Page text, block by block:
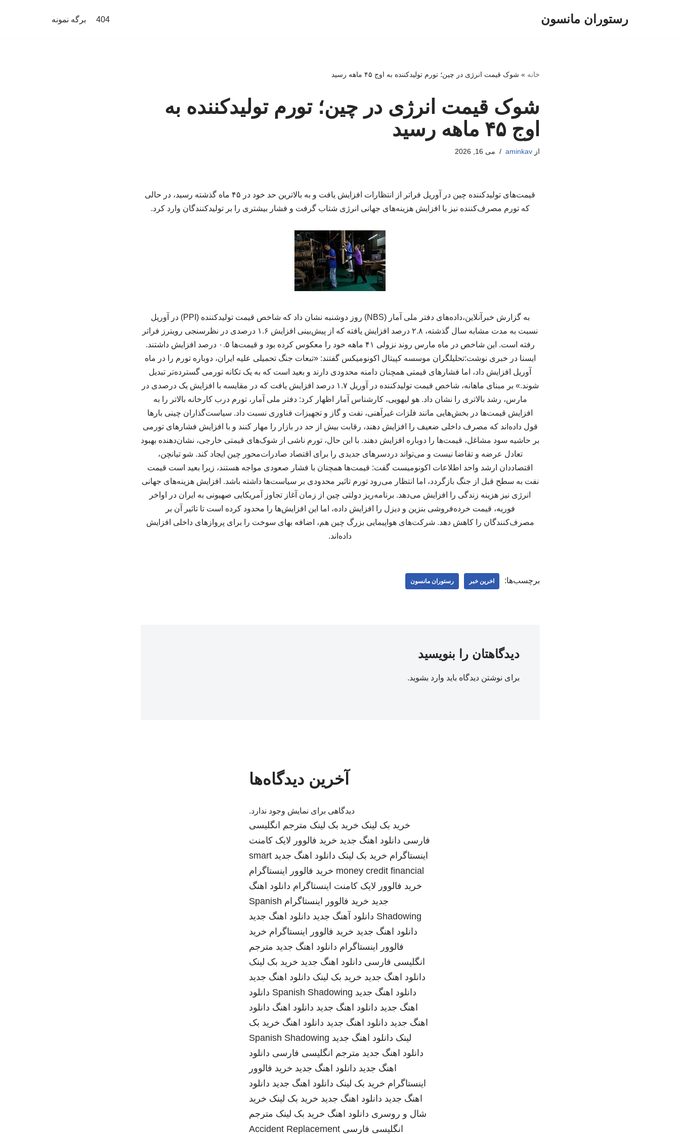
رستوران مانسون 404 برگه نمونه
خانه » شوک قیمت انرژی در چین؛ تورم تولیدکننده به اوج ۴۵ ماهه رسید
شوک قیمت انرژی در چین؛ تورم تولیدکننده به
اوج ۴۵ ماهه رسید
ازaminkav می 16, 2026
قیمت‌های تولیدکننده چین در آوریل فراتر از انتظارات افزایش یافت و به بالاترین حد خود در ۴۵ ماه گذشته رسید، در حالی
که تورم مصرف‌کننده نیز با افزایش هزینه‌های جهانی انرژی شتاب گرفت و فشار بیشتری را بر تولیدکنندگان وارد کرد.
به گزارش خبرآنلاین،داده‌های دفتر ملی آمار (NBS) روز دوشنبه نشان داد که شاخص قیمت تولیدکننده (PPI) در آوریل
نسبت به مدت مشابه سال گذشته، ۲.۸ درصد افزایش یافته که از پیش‌بینی افزایش ۱.۶ درصدی در نظرسنجی رویترز فراتر
رفته است. این شاخص در ماه مارس روند نزولی ۴۱ ماهه خود را معکوس کرده بود و قیمت‌ها ۰.۵ درصد افزایش داشتند.
ایسنا در خبری نوشت:تحلیلگران موسسه کپیتال اکونومیکس گفتند: «تبعات جنگ تحمیلی علیه ایران، دوباره تورم را در ماه
آوریل افزایش داد، اما فشارهای قیمتی همچنان دامنه محدودی دارند و بعید است که به یک تکانه تورمی گسترده‌تر تبدیل
شوند.» بر مبنای ماهانه، شاخص قیمت تولیدکننده در آوریل ۱.۷ درصد افزایش یافت که در مقایسه با افزایش یک درصدی در
مارس، رشد بالاتری را نشان داد. هو لیهویی، کارشناس آمار اظهار کرد: دفتر ملی آمار، تورم درب کارخانه بالاتر را به
افزایش قیمت‌ها در بخش‌هایی مانند فلزات غیرآهنی، نفت و گاز و تجهیزات فناوری نسبت داد. سیاست‌گذاران چینی بارها
قول داده‌اند که مصرف داخلی ضعیف را افزایش دهند، رقابت بیش از حد در بازار را مهار کنند و با افزایش فشارهای تورمی
بر حاشیه سود مشاغل، قیمت‌ها را دوباره افزایش دهند. با این حال، تورم ناشی از شوک‌های قیمتی خارجی، نشان‌دهنده بهبود
تعادل عرضه و تقاضا نیست و می‌تواند دردسرهای جدیدی را برای اقتصاد صادرات‌محور چین ایجاد کند. شو تیانچن،
اقتصاددان ارشد واحد اطلاعات اکونومیست گفت: قیمت‌ها همچنان با فشار صعودی مواجه هستند، زیرا بعید است قیمت
نفت به سطح قبل از جنگ بازگردد، اما انتظار می‌رود تورم تاثیر محدودی بر سیاست‌ها داشته باشد. افزایش هزینه‌های جهانی
انرژی نیز هزینه زندگی را افزایش می‌دهد. برنامه‌ریز دولتی چین از زمان آغاز تجاوز آمریکایی صهیونی به ایران در اواخر
فوریه، قیمت خرده‌فروشی بنزین و دیزل را افزایش داده، اما این افزایش‌ها را محدود کرده است تا تاثیر آن بر
مصرف‌کنندگان را کاهش دهد. شرکت‌های هواپیمایی بزرگ چین هم، اضافه بهای سوخت را برای پروازهای داخلی افزایش
داده‌اند.
برچسب‌ها: اخرین خبر رستوران مانسون
دیدگاهتان را بنویسید
برای نوشتن دیدگاه باید وارد بشوید.
آخرین دیدگاه‌ها
دیدگاهی برای نمایش وجود ندارد.
خرید بک لینک خرید بک لینک مترجم انگلیسی
فارسی دانلود اهنگ جدید خرید فالوور لایک کامنت
اینستاگرام خرید بک لینک دانلود اهنگ جدید smart
money credit financial خرید فالوور اینستاگرام
خرید فالوور لایک کامنت اینستاگرام دانلود اهنگ
جدید خرید فالوور اینستاگرام Spanish
Shadowing دانلود آهنگ جدید دانلود اهنگ جدید
دانلود اهنگ جدید خرید فالوور اینستاگرام خرید
فالوور اینستاگرام دانلود اهنگ جدید مترجم
انگلیسی فارسی دانلود اهنگ جدید خرید بک لینک
دانلود اهنگ جدید خرید بک لینک دانلود اهنگ جدید
دانلود اهنگ جدید Spanish Shadowing دانلود
اهنگ جدید دانلود اهنگ جدید دانلود اهنگ دانلود
اهنگ جدید دانلود اهنگ جدید دانلود اهنگ خرید بک
لینک دانلود اهنگ جدید Spanish Shadowing
دانلود اهنگ جدید مترجم انگلیسی فارسی دانلود
اهنگ جدید دانلود اهنگ جدید خرید فالوور
اینستاگرام خرید بک لینک دانلود اهنگ جدید دانلود
اهنگ جدید دانلود اهنگ جدید خرید بک لینک خرید
شال و روسری دانلود اهنگ خرید بک لینک مترجم
انگلیسی فارسی Accident Replacement